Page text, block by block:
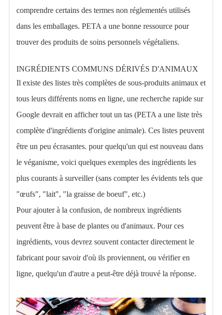
comprendre certains des termes non réglementés utilisés
dans les emballages. PETA a une bonne ressource pour
trouver des produits de soins personnels végétaliens.
INGRÉDIENTS COMMUNS DÉRIVÉS D'ANIMAUX
Il existe des listes très complètes de sous-produits animaux et
tous leurs différents noms en ligne, une recherche rapide sur
Google devrait en afficher tout un tas (PETA a une liste très
complète d'ingrédients d'origine animale). Ces listes peuvent
être un peu écrasantes. pour quelqu'un qui est nouveau dans
le véganisme, voici quelques exemples des ingrédients les
plus courants à surveiller (sans compter les évidents tels que
"œufs", "lait", "la graisse de boeuf", etc.)
Pour ajouter à la confusion, de nombreux ingrédients
peuvent être à base de plantes ou d'animaux. Pour ces
ingrédients, vous devrez souvent contacter directement le
fabricant pour savoir d'où ils proviennent, ou vérifier en
ligne, quelqu'un d'autre a peut-être déjà trouvé la réponse.